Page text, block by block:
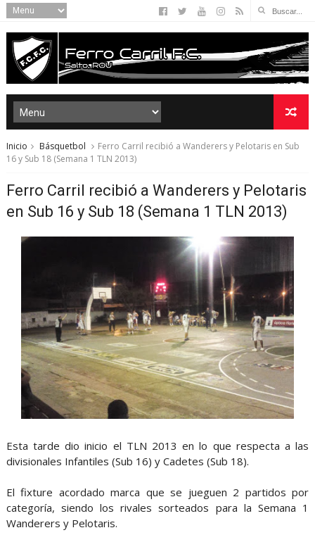
Inicio Básquetbol
Ferro Carril recibió a Wanderers y Pelotaris en Sub
16 y Sub 18 (Semana 1 TLN 2013)
Ferro Carril recibió a Wanderers y Pelotaris
en Sub 16 y Sub 18 (Semana 1 TLN 2013)
Esta tarde dio inicio el TLN 2013 en lo que respecta a las
divisionales Infantiles (Sub 16) y Cadetes (Sub 18).
El fixture acordado marca que se jueguen 2 partidos por
categoría, siendo los rivales sorteados para la Semana 1
Wanderers y Pelotaris.